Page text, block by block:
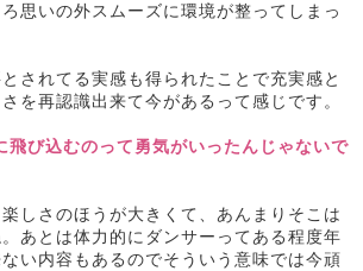
思いの外スムーズに環境が整ってしまっ
されてる実感も得られたことで充実感と
を再認識出来て今があるって感じです。
飛び込むのって勇気がいったんじゃないで
しさのほうが大きくて、あんまりそこは
あとは体力的にダンサーってある程度年
い内容もあるのでそういう意味では今頑